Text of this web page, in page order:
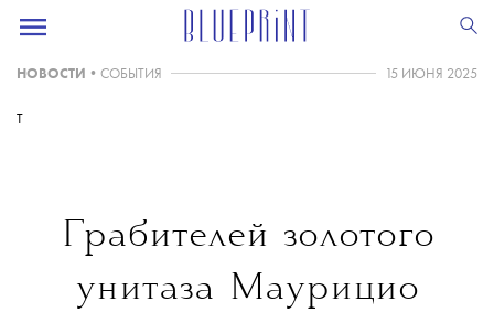
НОВОСТИ • СОБЫТИЯ 15 ИЮНЯ 2025
T
Грабителей золотого
унитаза Маурицио